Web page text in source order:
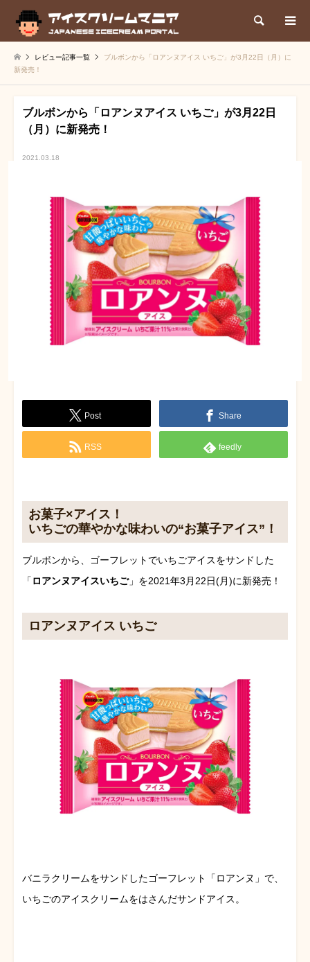
検索
レビュー記事一覧
ブルボンから「ロアンヌアイス いちご」が3月22日（月）に
新発売！
ブルボンから「ロアンヌアイス いちご」が3月22日
（月）に新発売！
2021.03.18
Post Share
RSS feedly
お菓子×アイス！
いちごの華やかな味わいの“お菓子アイス”！
ブルボンから、ゴーフレットでいちごアイスをサンドした
「 ロアンヌアイスいちご」を2021年3月22日(月)に新発売！
ロアンヌアイス いちご
バニラクリームをサンドしたゴーフレット「ロアンヌ」で、
いちごのアイスクリームをはさんだサンドアイス。